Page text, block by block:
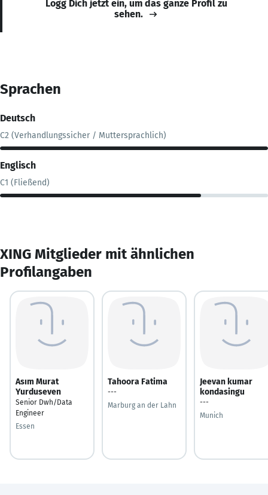
Logg Dich jetzt ein, um das ganze Profil zu
sehen.
Sprachen
Deutsch
C2 (Verhandlungssicher / Muttersprachlich)
Englisch
C1 (Fließend)
XING Mitglieder mit ähnlichen
Profilangaben
Asım Murat
Yurduseven
Senior Dwh/Data
Engineer
Essen
Tahoora Fatima
---
Marburg an der Lahn
Jeevan kumar
kondasingu
---
Munich